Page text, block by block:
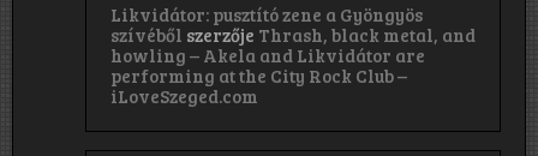
Likvidátor: pusztító zene a Gyöngyös
szívéből szerzője Thrash, black metal, and
howling – Akela and Likvidátor are
performing at the City Rock Club –
iLoveSzeged.com